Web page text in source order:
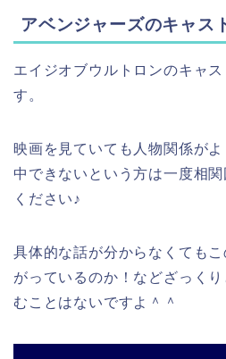
アベンジャーズのキャス
エイジオブウルトロンのキャ
す。
映画を見ていても人物関係が
中できないという方は一度相
ください♪
具体的な話が分からなくても
がっているのか！などざっく
むことはないですよ＾＾